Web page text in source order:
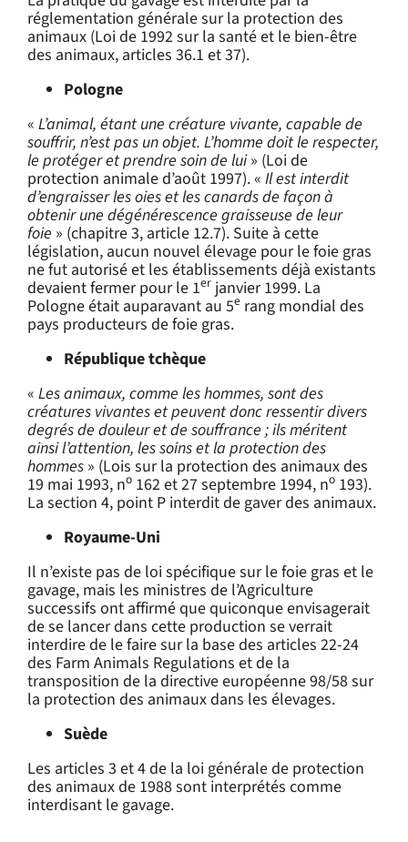
réglementation générale sur la protection des
animaux (Loi de 1992 sur la santé et le bien-être
des animaux, articles 36.1 et 37).
Pologne
« L’animal, étant une créature vivante, capable de
souffrir, n’est pas un objet. L’homme doit le respecter,
le protéger et prendre soin de lui» (Loi de
protection animale d’août 1997). « Il est interdit
d’engraisser les oies et les canards de façon à
obtenir une dégénérescence graisseuse de leur
foie » (chapitre 3, article 12.7). Suite à cette
législation, aucun nouvel élevage pour le foie gras
ne fut autorisé et les établissements déjà existants
devaient fermer pour le 1er janvier 1999. La
Pologne était auparavant au 5e rang mondial des
pays producteurs de foie gras.
République tchèque
« Les animaux, comme les hommes, sont des
créatures vivantes et peuvent donc ressentir divers
degrés de douleur et de souffrance ; ils méritent
ainsi l’attention, les soins et la protection des
hommes » (Lois sur la protection des animaux des
19 mai 1993, no 162 et 27 septembre 1994, no 193).
La section 4, point P interdit de gaver des animaux.
Royaume-Uni
Il n’existe pas de loi spécifique sur le foie gras et le
gavage, mais les ministres de l’Agriculture
successifs ont affirmé que quiconque envisagerait
de se lancer dans cette production se verrait
interdire de le faire sur la base des articles 22-24
des Farm Animals Regulations et de la
transposition de la directive européenne 98/58 sur
la protection des animaux dans les élevages.
Suède
Les articles 3 et 4 de la loi générale de protection
des animaux de 1988 sont interprétés comme
interdisant le gavage.